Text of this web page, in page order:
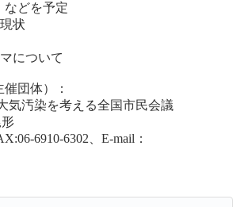
を予定
状
について
団体）：
気汚染を考える全国市民会議
6910-6302、E-mail：